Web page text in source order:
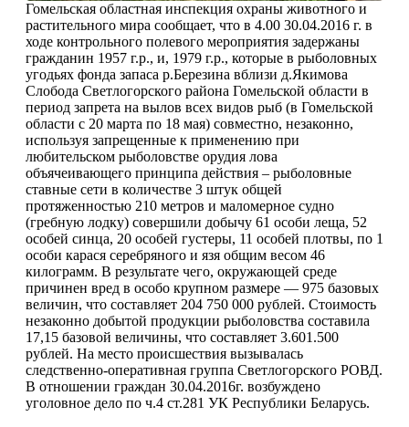
Гомельская областная инспекция охраны животного и
растительного мира сообщает, что в 4.00 30.04.2016 г. в
ходе контрольного полевого мероприятия задержаны
гражданин 1957 г.р., и, 1979 г.р., которые в рыболовных
угодьях фонда запаса р.Березина вблизи д.Якимова
Слобода Светлогорского района Гомельской области в
период запрета на вылов всех видов рыб (в Гомельской
области с 20 марта по 18 мая) совместно, незаконно,
используя запрещенные к применению при
любительском рыболовстве орудия лова
объячеивающего принципа действия – рыболовные
ставные сети в количестве 3 штук общей
протяженностью 210 метров и маломерное судно
(гребную лодку) совершили добычу 61 особи леща, 52
особей синца, 20 особей густеры, 11 особей плотвы, по 1
особи карася серебряного и язя общим весом 46
килограмм. В результате чего, окружающей среде
причинен вред в особо крупном размере — 975 базовых
величин, что составляет 204 750 000 рублей. Стоимость
незаконно добытой продукции рыболовства составила
17,15 базовой величины, что составляет 3.601.500
рублей. На место происшествия вызывалась
следственно-оперативная группа Светлогорского РОВД.
В отношении граждан 30.04.2016г. возбуждено
уголовное дело по ч.4 ст.281 УК Республики Беларусь.